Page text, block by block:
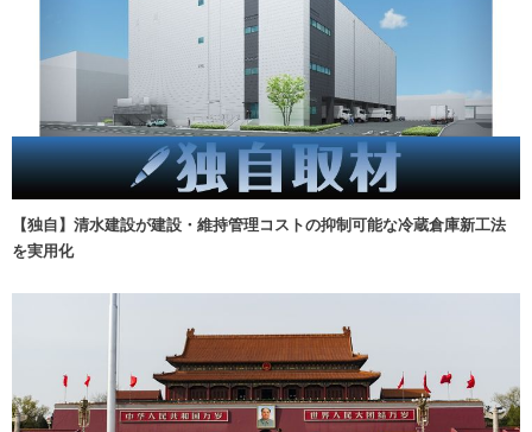
【独自】清水建設が建設・維持管理コストの抑制可能な冷蔵倉庫新工法
を実用化